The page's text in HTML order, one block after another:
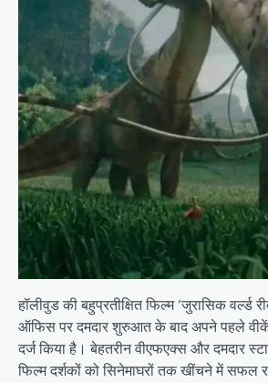
हॉलीवुड की बहुप्रतीक्षित फिल्म ‘जुरासिक वर्ल्ड
ऑफिस पर दमदार शुरुआत के बाद अपने पहले
दर्ज किया है। बेहतरीन वीएफएक्स और दमदार
फिल्म दर्शकों को सिनेमाघरों तक खींचने में सफल